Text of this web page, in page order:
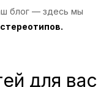
блог — здесь мы
для вас